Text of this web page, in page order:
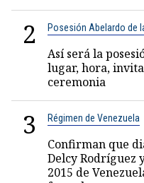
2 Posesión Abelardo de
Así será la
lugar, hora,
ceremonia
3 Régimen de Venezuela
Confirman que
Delcy Rodríguez
2015 de